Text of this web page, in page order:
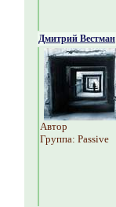
Дмитрий Вестман
Автор
Группа: Passive